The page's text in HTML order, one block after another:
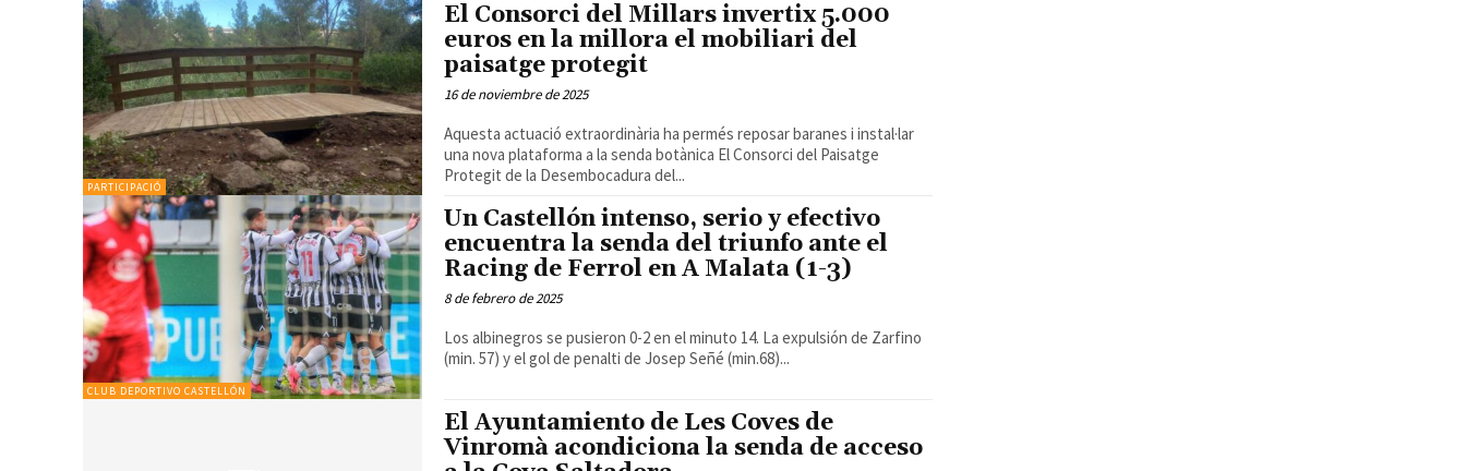
PARTICIPACIÓ
El Consorci del Millars invertix 5.000
euros en la millora el mobiliari del
paisatge protegit
16 de noviembre de 2025
Aquesta actuació extraordinària ha permés reposar baranes i instal·lar
una nova plataforma a la senda botànica El Consorci del Paisatge
Protegit de la Desembocadura del...
CLUB DEPORTIVO CASTELLÓN
Un Castellón intenso, serio y efectivo
encuentra la senda del triunfo ante el
Racing de Ferrol en A Malata (1-3)
8 de febrero de 2025
Los albinegros se pusieron 0-2 en el minuto 14. La expulsión de Zarfino
(min. 57) y el gol de penalti de Josep Señé (min.68)...
El Ayuntamiento de Les Coves de
Vinromà acondiciona la senda de acceso